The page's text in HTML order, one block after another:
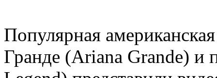
Популярная
Гранде (Ariana Grande)